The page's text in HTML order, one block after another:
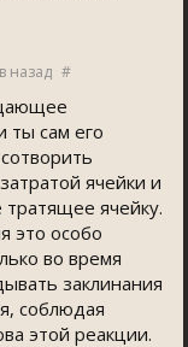
назад #
ты сам его
ячейки и
ячейку.
это особо
во время
заклинания
соблюдая
этой реакции.